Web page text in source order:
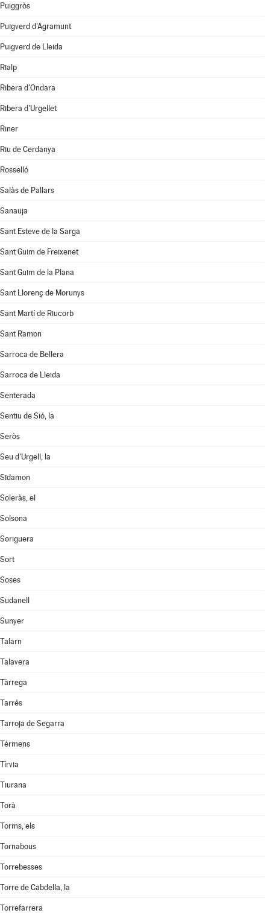
Puiggròs
Puigverd d'Agramunt
Puigverd de Lleida
Rialp
Ribera d'Ondara
Ribera d'Urgellet
Riner
Riu de Cerdanya
Rosselló
Salàs de Pallars
Sanaüja
Sant Esteve de la Sarga
Sant Guim de Freixenet
Sant Guim de la Plana
Sant Llorenç de Morunys
Sant Martí de Riucorb
Sant Ramon
Sarroca de Bellera
Sarroca de Lleida
Senterada
Sentiu de Sió, la
Seròs
Seu d'Urgell, la
Sidamon
Soleràs, el
Solsona
Soriguera
Sort
Soses
Sudanell
Sunyer
Talarn
Talavera
Tàrrega
Tarrés
Tarroja de Segarra
Térmens
Tírvia
Tiurana
Torà
Torms, els
Tornabous
Torrebesses
Torre de Cabdella, la
Torrefarrera